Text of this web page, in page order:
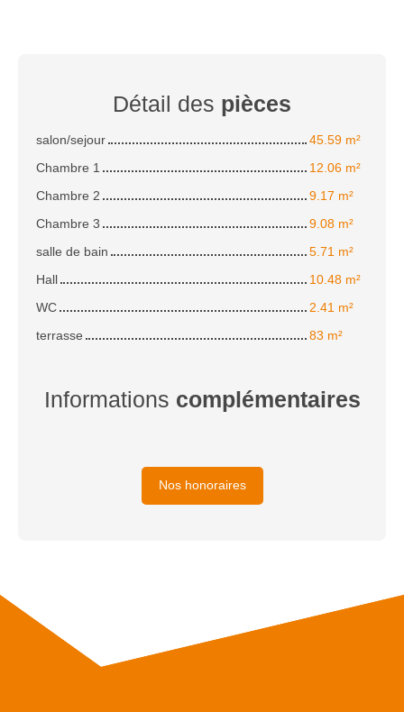
Détail des pièces
salon/sejour
45.59 m²
Chambre 1
12.06 m²
Chambre 2
9.17 m²
Chambre 3
9.08 m²
salle de bain
5.71 m²
Hall
10.48 m²
WC
2.41 m²
terrasse
83 m²
Informations complémentaires
Nos honoraires